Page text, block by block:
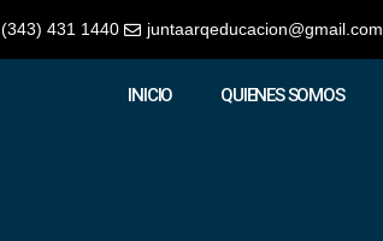
(343) 431 1440 juntaarqeducacion@gmail.com
INICIO QUIENES SOMOS